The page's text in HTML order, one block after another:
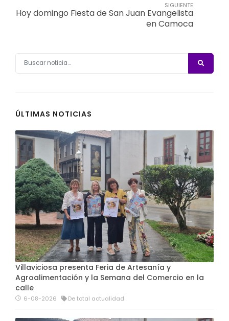
SIGUIENTE
Hoy domingo Fiesta de San Juan Evangelista
en Camoca
ÚLTIMAS NOTICIAS
Villaviciosa presenta Feria de Artesanía y
Agroalimentación y la Semana del Comercio en la
calle
6-08-2026 De total actualidad